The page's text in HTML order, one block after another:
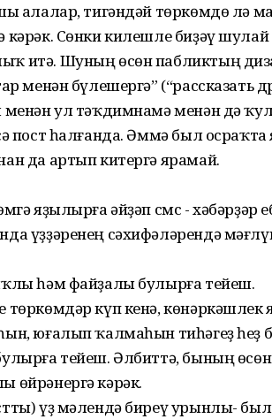
алалар, тигәндәй төркөмдө лә
Сөнки килешле биҙәү шулай
итә. Шуның өсөн пабликтың
менән бүлешергә” (“рассказать
ул тәҡдимнамә менән дә
пост һалғанда. Әммә был
да артып китергә ярамай.
яҙылырға әйҙәп смс - хәбәрҙәр
үҙҙәренең сәхифәләрендә
һәм файҙалы булырға тейеш.
төркөмдәр күп кенә,
юғалып ҡалмаһын тиһәгеҙ һеҙ
тейеш. Әлбиттә, бының
өйрәнергә кәрәк.
үҙ мәлендә биреү урынлы-